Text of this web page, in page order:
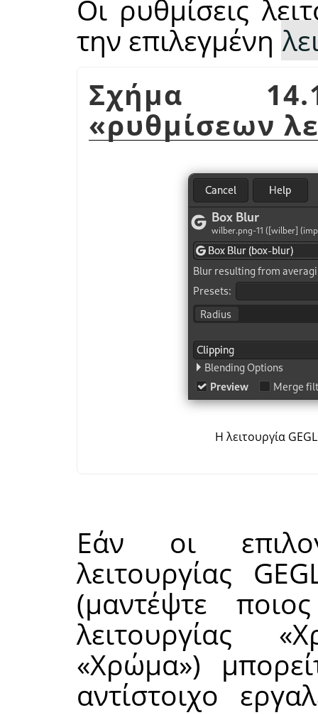
Οι ρυθμίσεις
την επιλεγμένη
Σχήμα
«ρυθμίσεων
Η λειτουργία
Εάν οι
λειτουργίας
(μαντέψτε
λειτουργίας «
«Χρώμα»)
αντίστοιχο